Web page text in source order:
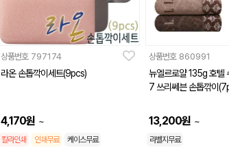
상품번호 797174
라온 손톱깍이세트(9pcs)
4,170원 ~
칼라인쇄 인쇄무료 케이스무료
상품번호 860991
뉴엘르로얄 135g 호텔
7 쓰리쎄븐 손톱깎이
13,200원 ~
라벨지무료